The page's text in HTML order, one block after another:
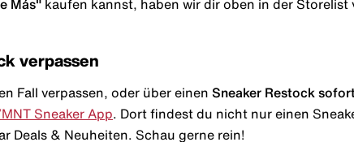
Más" kaufen kannst, haben wir dir oben in der Storelist
verpassen
Fall verpassen, oder über einen Sneaker Restock
Sneaker App . Dort findest du nicht nur einen
Deals & Neuheiten. Schau gerne rein!